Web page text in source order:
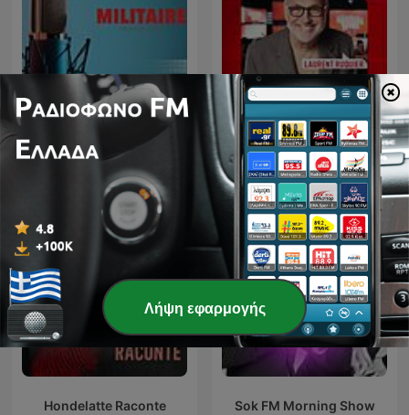
Militaire.gr Les Grosses Têtes
Hondelatte Raconte Sok FM Morning Show
Λήψη εφαρμογής